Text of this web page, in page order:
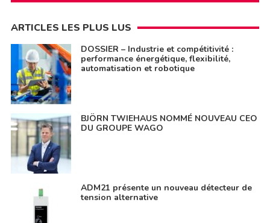
ARTICLES LES PLUS LUS
DOSSIER – Industrie et compétitivité :
performance énergétique, flexibilité,
automatisation et robotique
BJÖRN TWIEHAUS NOMMÉ NOUVEAU CEO
DU GROUPE WAGO
ADM21 présente un nouveau détecteur de
tension alternative